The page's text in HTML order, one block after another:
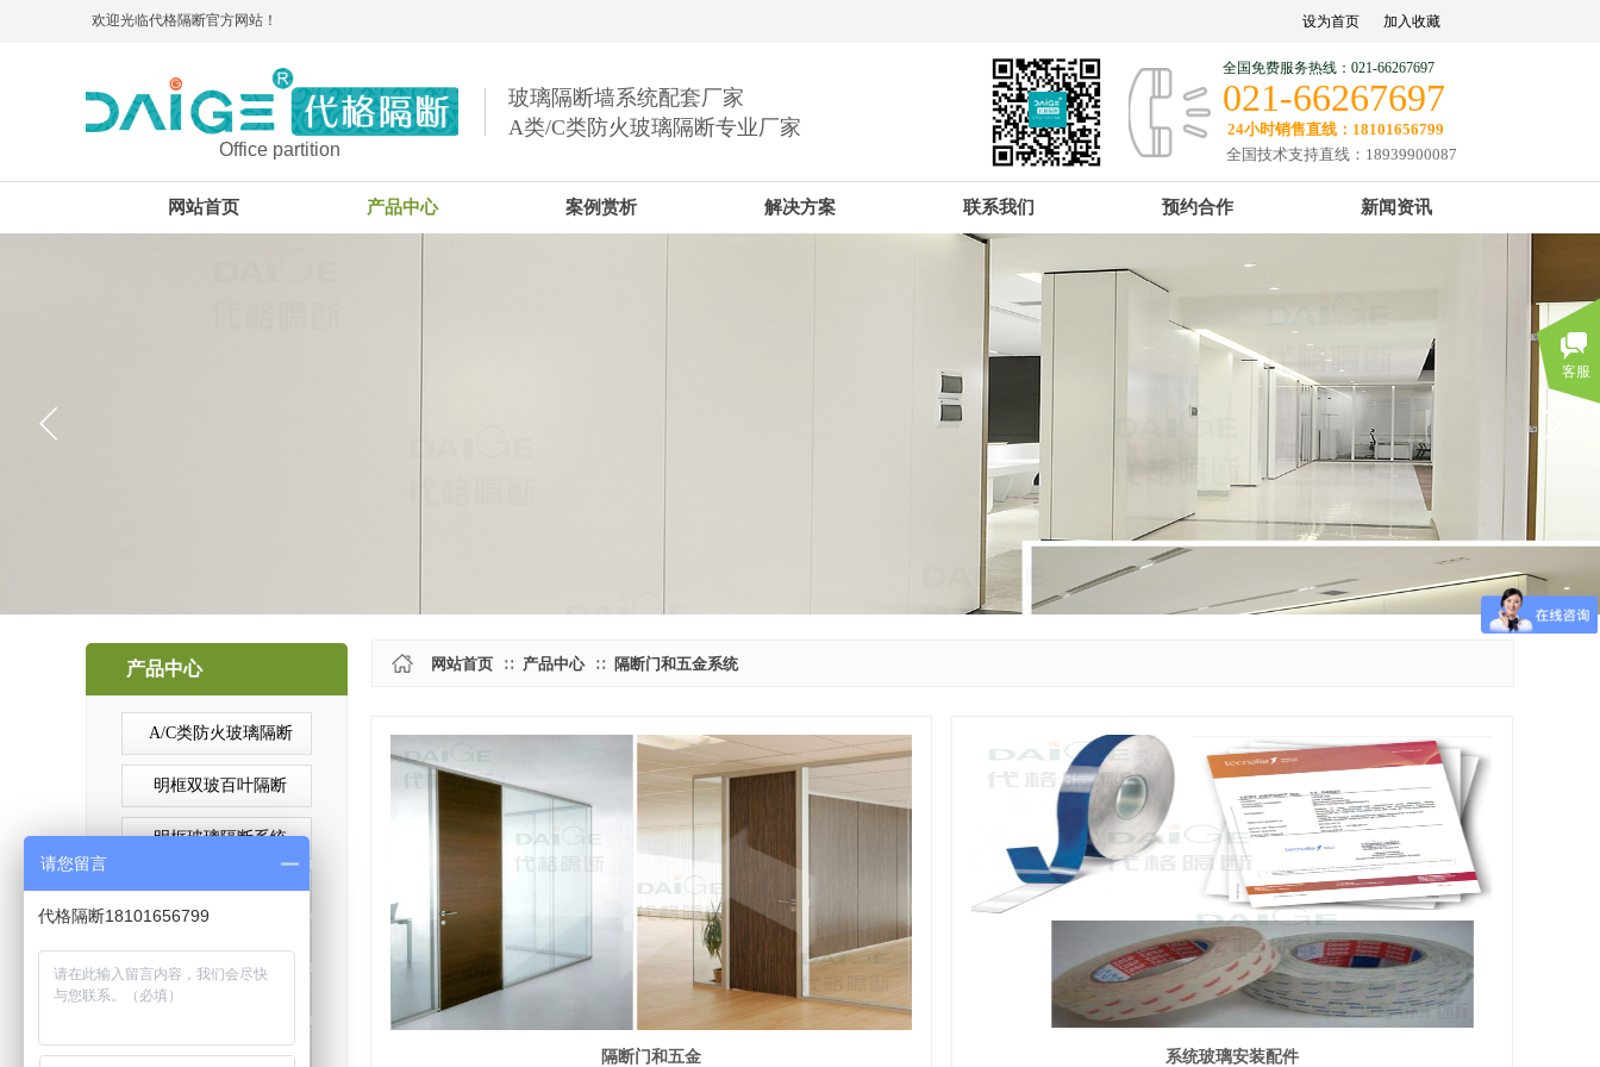
欢迎光临代格隔断官方网站！ 设为首页 加入收藏
Office partition 全国技术支持直线：18939900087
24小时销售直线：18101656799
021-66267697
玻璃隔断墙系统配套厂家
A类/C类防火玻璃隔断专业厂家
全国免费服务热线：021-66267697
网站首页 产品中心 案例赏析 解决方案 联系我们 预约合作 新闻资讯
网站首页 ∷ 产品中心 ∷ 隔断门和五金系统
产品中心
产品中心
A/C类防火玻璃隔断
明框双玻百叶隔断
明框玻璃隔断系统
隐框双玻隔断系统
金属墙板隔断系统
金属墙板包墙系统
隔断门和五金 系统玻璃安装配件
客服
请您留言
代格隔断18101656799